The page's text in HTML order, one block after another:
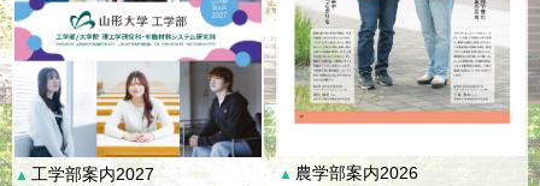
▲ 工学部案内2027 ▲ 農学部案内2026